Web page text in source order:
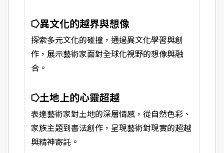
⭔異文化的越界與想像
探索多元文化的碰撞，通過異文化學習與創
作，展示藝術家面對全球化視野的想像與融
合。
⭔土地上的心靈超越
表達藝術家對土地的深層情感，從自然色彩、
家族主題到書法創作，呈現藝術對現實的超越
與精神寄託。